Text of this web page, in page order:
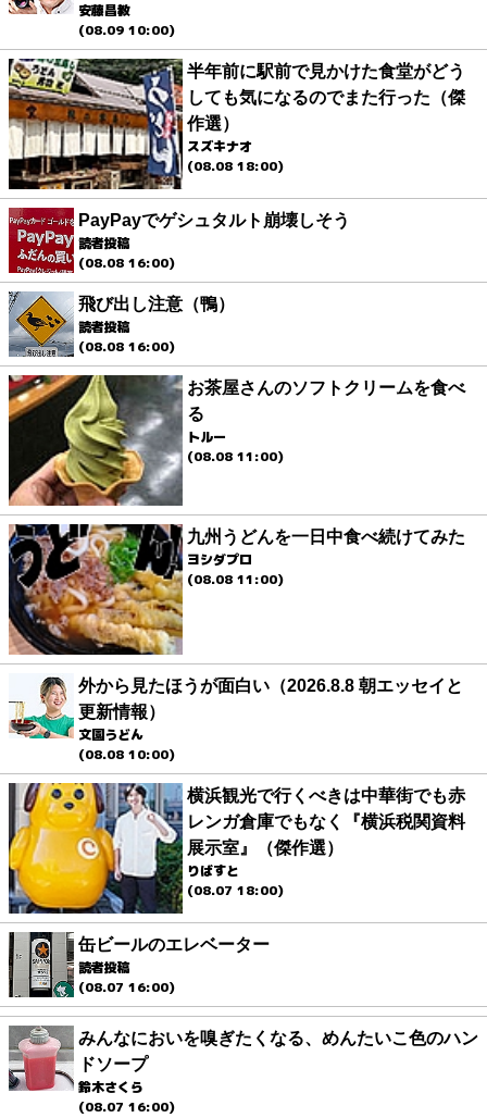
安藤昌教
(08.09 10:00)
半年前に駅前で見かけた食堂がどう
しても気になるのでまた行った（傑
作選）
スズキナオ
(08.08 18:00)
PayPayでゲシュタルト崩壊しそう
読者投稿
(08.08 16:00)
飛び出し注意（鴨）
読者投稿
(08.08 16:00)
お茶屋さんのソフトクリームを食べ
る
トルー
(08.08 11:00)
九州うどんを一日中食べ続けてみた
ヨシダプロ
(08.08 11:00)
外から見たほうが面白い（2026.8.8 朝エッセイと
更新情報）
文園うどん
(08.08 10:00)
横浜観光で行くべきは中華街でも赤
レンガ倉庫でもなく『横浜税関資料
展示室』（傑作選）
りばすと
(08.07 18:00)
缶ビールのエレベーター
読者投稿
(08.07 16:00)
みんなにおいを嗅ぎたくなる、めんたいこ色のハン
ドソープ
鈴木さくら
(08.07 16:00)